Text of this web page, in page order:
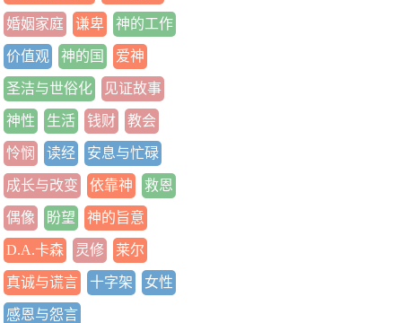
婚姻家庭 谦卑 神的工作
价值观 神的国 爱神
圣洁与世俗化 见证故事
神性 生活 钱财 教会
怜悯 读经 安息与忙碌
成长与改变 依靠神 救恩
偶像 盼望 神的旨意
D.A.卡森 灵修 莱尔
真诚与谎言 十字架 女性
感恩与怨言